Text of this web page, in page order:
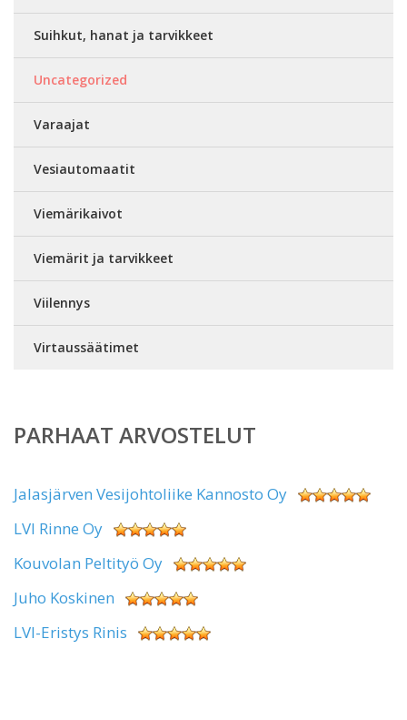
Suihkut, hanat ja tarvikkeet
Uncategorized
Varaajat
Vesiautomaatit
Viemärikaivot
Viemärit ja tarvikkeet
Viilennys
Virtaussäätimet
PARHAAT ARVOSTELUT
Jalasjärven Vesijohtoliike Kannosto Oy
LVI Rinne Oy
Kouvolan Peltityö Oy
Juho Koskinen
LVI-Eristys Rinis